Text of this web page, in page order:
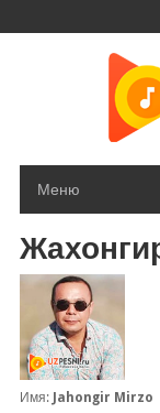
Меню
Имя: Jahongir Mirzo